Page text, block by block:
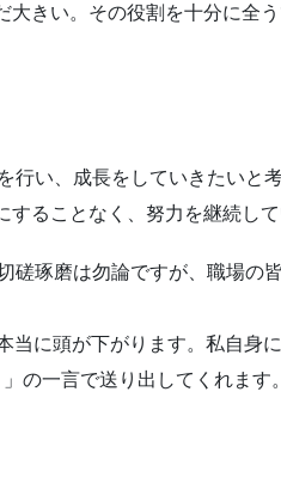
きい。その役割を十分に全
行い、成長をしていきたいと
ることなく、努力を継続して
磋琢磨は勿論ですが、職場の
当に頭が下がります。私自身
の一言で送り出してくれます